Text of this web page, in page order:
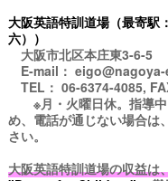
大阪英語特訓道場（最寄駅
六））
大阪市北区本庄東3-6-5
E-mail：
TEL： 06-6374-4085,
※月・火曜日休。指導中
め、電話が通じない場合は
さい。
大阪英語特訓道場の収益は